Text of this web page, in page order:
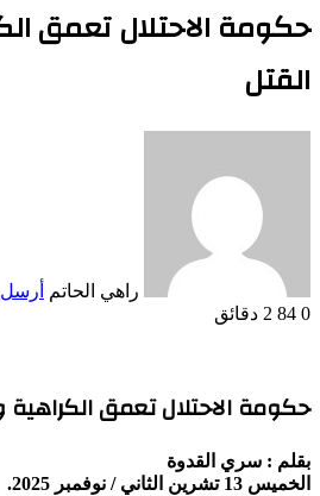
حكومة الاحتلال تعمق
القتل
راهي الحاتم أرسل
0
2 دقائق
حكومة الاحتلال تعمق
بقلم : سري القدوة
الخميس 13 تشرين الثاني / نوفمبر 2025.